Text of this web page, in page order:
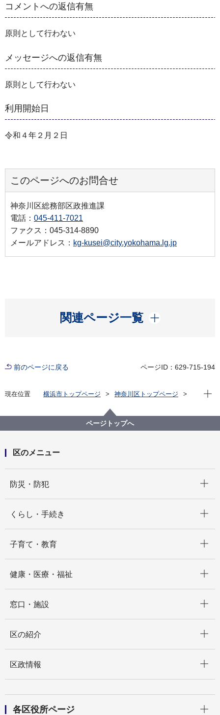
コメントへの返信有無
原則として行わない
メッセージへの返信有無
原則として行わない
利用開始日
令和４年２月２日
このページへのお問合せ
神奈川区総務部区政推進課
電話： 045-411-7021
ファクス：045-314-8890
メールアドレス： kg-kusei@city.yokohama.lg.jp
関連ページ一覧
開く
前のページに戻る ページID：629-715-194
現在位置 横浜市トップページ
神奈川区トップページ
地域SNS「ピアッザ」について
現在
ページトップへ
区のメニュー
防災・防犯
くらし・手続き
子育て・教育
健康・医療・福祉
窓口・施設
区の紹介
区政情報
各区役所ページ